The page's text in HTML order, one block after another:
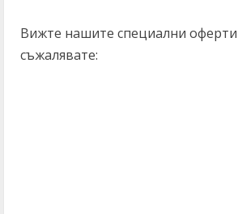
Вижте нашите специални
съжалявате: